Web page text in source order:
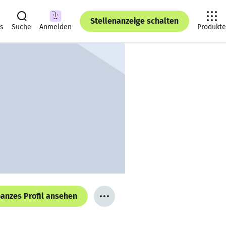
Suche Anmelden
Stellenanzeige schalten
Produkte
Profil ansehen